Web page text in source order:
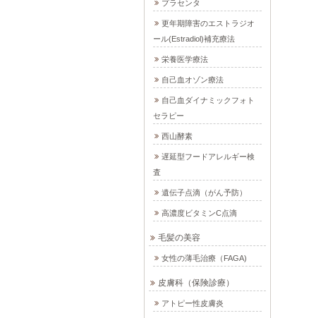
プラセンタ
更年期障害のエストラジオ
ール(Estradiol)補充療法
栄養医学療法
自己血オゾン療法
自己血ダイナミックフォト
セラピー
西山酵素
遅延型フードアレルギー検
査
遺伝子点滴（がん予防）
高濃度ビタミンC点滴
毛髪の美容
女性の薄毛治療（FAGA)
皮膚科（保険診療）
アトピー性皮膚炎